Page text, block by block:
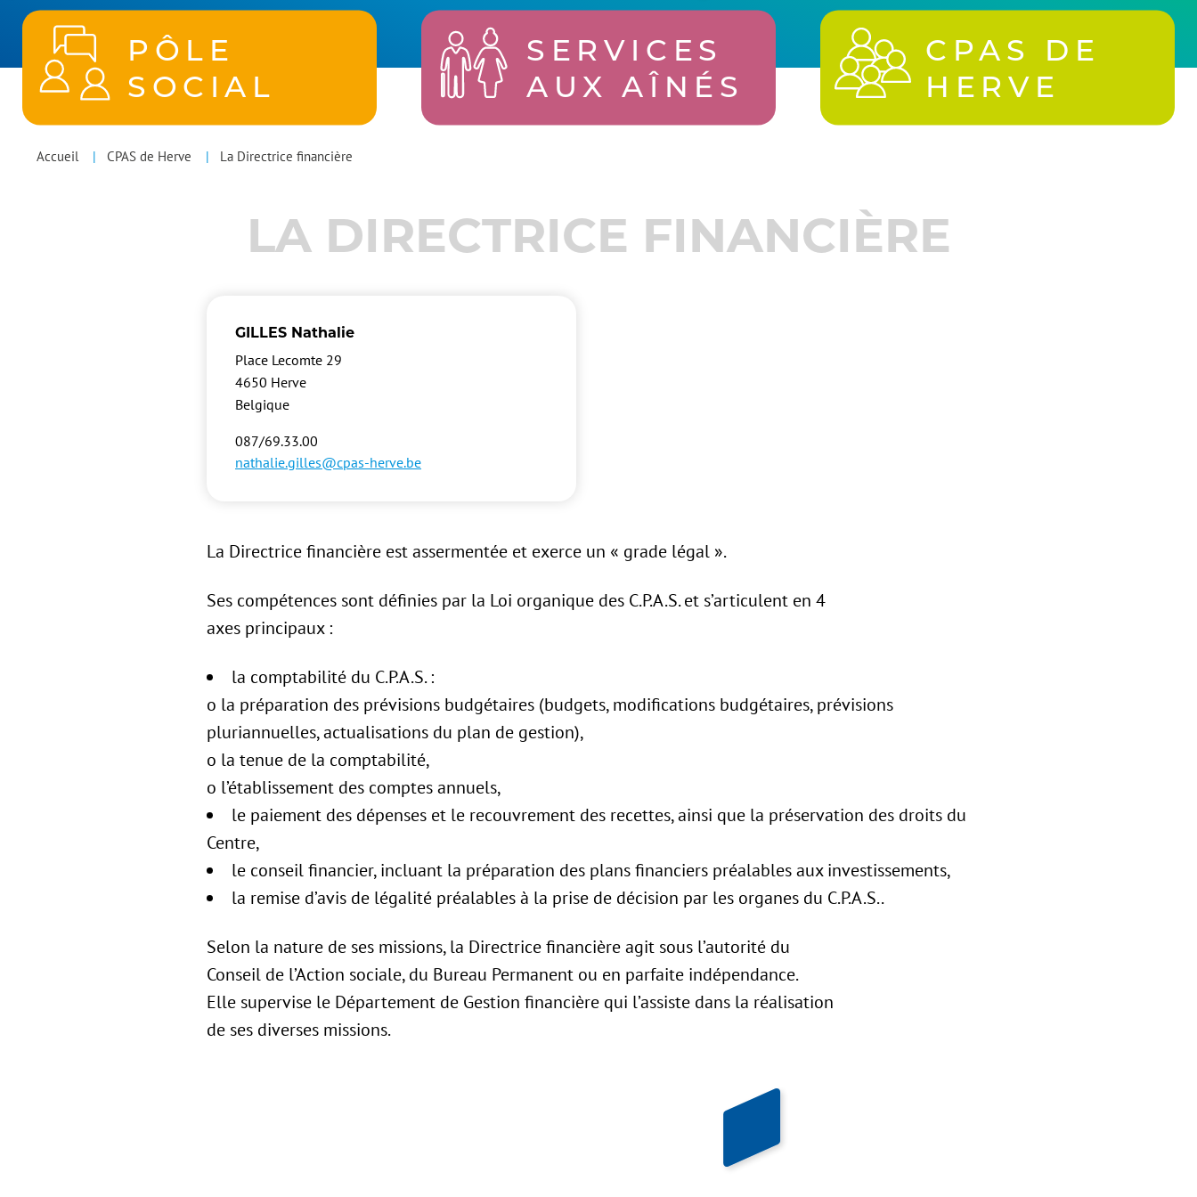
POLES
PÔLE
SOCIAL
SERVICES
AUX AÎNÉS
CPAS DE
HERVE
You
Accueil CPAS de Herve La Directrice financière
LA DIRECTRICE FINANCIÈRE
GILLES Nathalie
Place Lecomte 29
4650 Herve
Belgique
087/69.33.00
nathalie.gilles@cpas-herve.be
La Directrice financière est assermentée et exerce un « grade légal ».
Ses compétences sont définies par la Loi organique des C.P.A.S. et s’articulent en 4
axes principaux :
la comptabilité du C.P.A.S. :
o la préparation des prévisions budgétaires (budgets, modifications budgétaires, prévisions
pluriannuelles, actualisations du plan de gestion),
o la tenue de la comptabilité,
o l’établissement des comptes annuels,
le paiement des dépenses et le recouvrement des recettes, ainsi que la préservation des droits du
Centre,
le conseil financier, incluant la préparation des plans financiers préalables aux investissements,
la remise d’avis de légalité préalables à la prise de décision par les organes du C.P.A.S..
Selon la nature de ses missions, la Directrice financière agit sous l’autorité du
Conseil de l’Action sociale, du Bureau Permanent ou en parfaite indépendance.
Elle supervise le Département de Gestion financière qui l’assiste dans la réalisation
de ses diverses missions.